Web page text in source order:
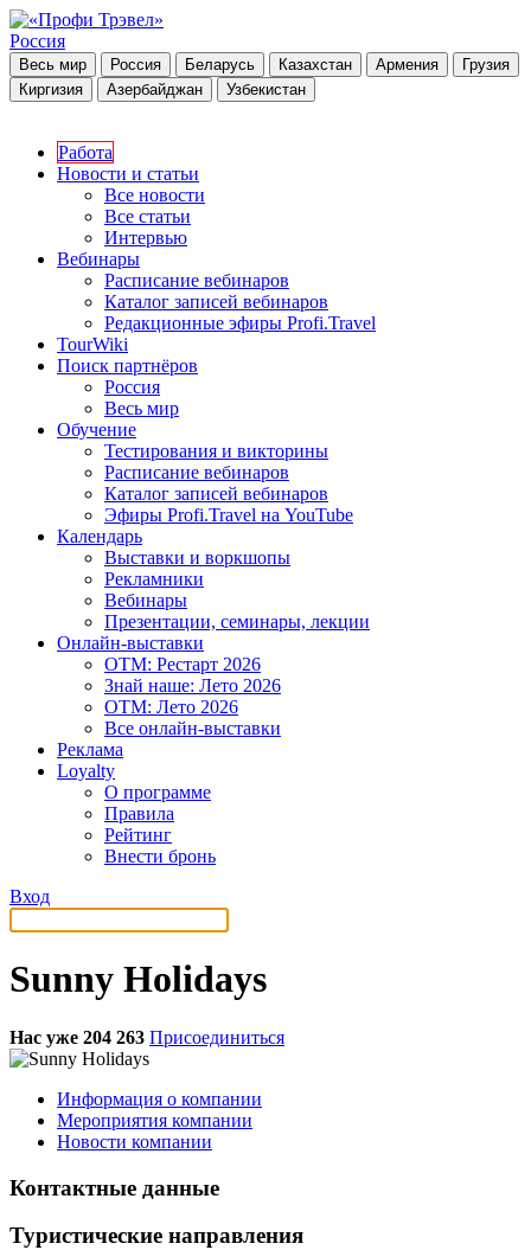
Россия
Весь мир Россия Беларусь Казахстан Армения
Грузия
Киргизия
Азербайджан Узбекистан
Работа
Новости и статьи
Все новости
Все статьи
Интервью
Вебинары
Расписание вебинаров
Каталог записей вебинаров
Редакционные эфиры Profi.Travel
TourWiki
Поиск партнёров
Россия
Весь мир
Обучение
Тестирования и викторины
Расписание вебинаров
Каталог записей вебинаров
Эфиры Profi.Travel на YouTube
Календарь
Выставки и воркшопы
Рекламники
Вебинары
Презентации, семинары, лекции
Онлайн-выставки
OTM: Рестарт 2026
Знай наше: Лето 2026
OTM: Лето 2026
Все онлайн-выставки
Реклама
Loyalty
О программе
Правила
Рейтинг
Внести бронь
Вход
Sunny Holidays
Нас уже 204 263 Присоединиться
Информация о компании
Мероприятия компании
Новости компании
Контактные данные
Туристическиe направления